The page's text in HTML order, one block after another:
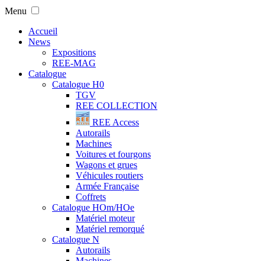
Menu
Accueil
News
Expositions
REE-MAG
Catalogue
Catalogue H0
TGV
REE COLLECTION
REE Access
Autorails
Machines
Voitures et fourgons
Wagons et grues
Véhicules routiers
Armée Française
Coffrets
Catalogue HOm/HOe
Matériel moteur
Matériel remorqué
Catalogue N
Autorails